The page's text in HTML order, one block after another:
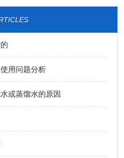
用问题分析
或蒸馏水的原因